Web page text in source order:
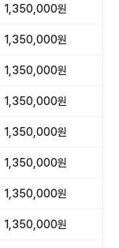
1,350,000원
1,350,000원
1,350,000원
1,350,000원
1,350,000원
1,350,000원
1,350,000원
1,350,000원